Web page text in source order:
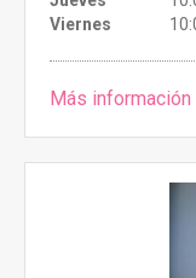
Viernes
Más información